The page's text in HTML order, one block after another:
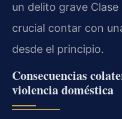
un delito grave
crucial contar con
desde el principio.
Consecuencias
violencia doméstica